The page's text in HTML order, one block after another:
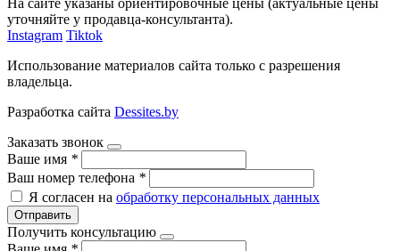
уточняйте у продавца-консультанта).
Instagram Tiktok
Использование материалов сайта только с разрешения
владельца.
Разработка сайта Dessites.by
Заказать звонок
Ваше имя *
Ваш номер телефона *
Я согласен на обработку персональных данных
Отправить
Получить консультацию